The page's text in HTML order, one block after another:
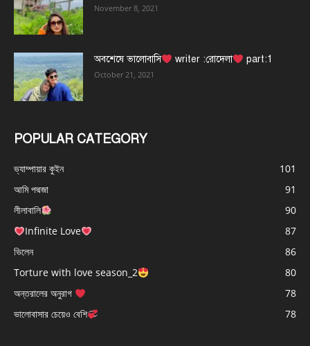
November 8, 2021
অবশেষে ভালোবাসি writer :রোদেলা part:1
October 21, 2021
POPULAR CATEGORY
ভ্যাম্পায়ার কুইন
101
আমি পদ্মজা
91
লীলাবালি
90
Infinite Love
87
ভিলেন
86
Torture with love season_2
80
অন্তরালের অনুরাগ
78
ভালোবাসার চেয়েও বেশি
78